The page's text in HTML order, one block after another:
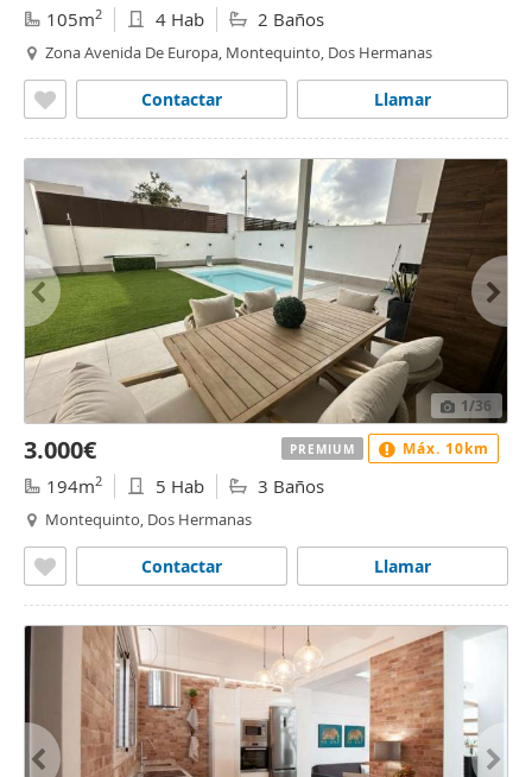
105m2 4 Hab 2 Baños
Zona Avenida De Europa, Montequinto, Dos Hermanas
Llamar
Contactar
1/36
3.000€
194m2 5 Hab 3 Baños
Montequinto, Dos Hermanas
Llamar
Contactar
PREMIUM Máx. 10km